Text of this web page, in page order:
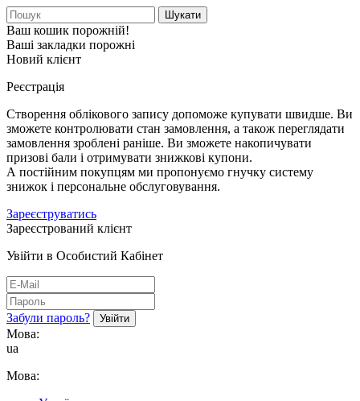
Шукати
Ваш кошик порожній!
Ваші закладки порожні
Новий клієнт
Реєстрація
Створення облікового запису допоможе купувати швидше. Ви
зможете контролювати стан замовлення, а також переглядати
замовлення зроблені раніше. Ви зможете накопичувати
призові бали і отримувати знижкові купони.
А постійним покупцям ми пропонуємо гнучку систему
знижок і персональне обслуговування.
Зареєструватись
Зареєстрований клієнт
Увійти в Особистий Кабінет
Забули пароль?
Мова:
ua
Мова: